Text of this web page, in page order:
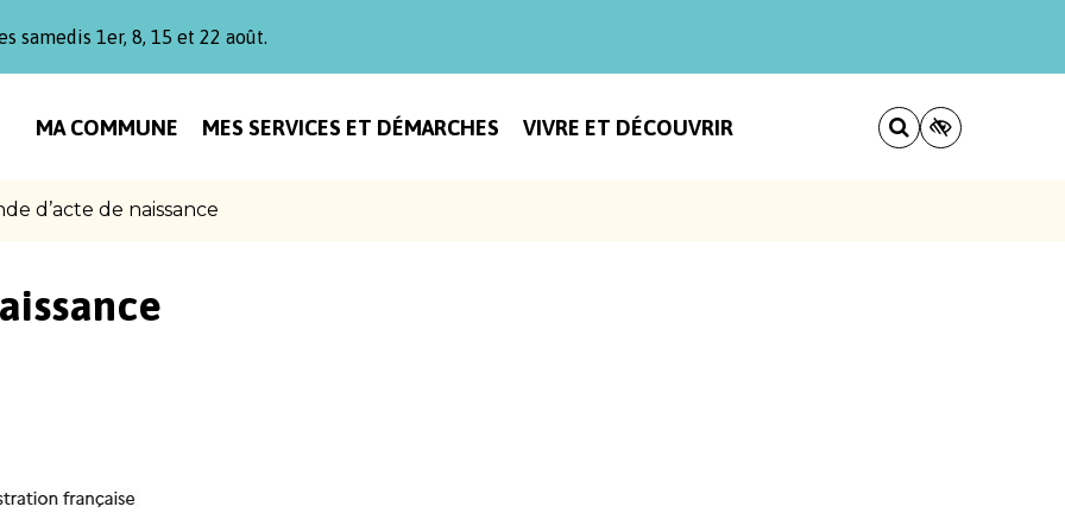
samedis 1er, 8, 15 et 22 août.
MA COMMUNE MES SERVICES ET DÉMARCHES VIVRE ET DÉCOUVRIR
d’acte de naissance